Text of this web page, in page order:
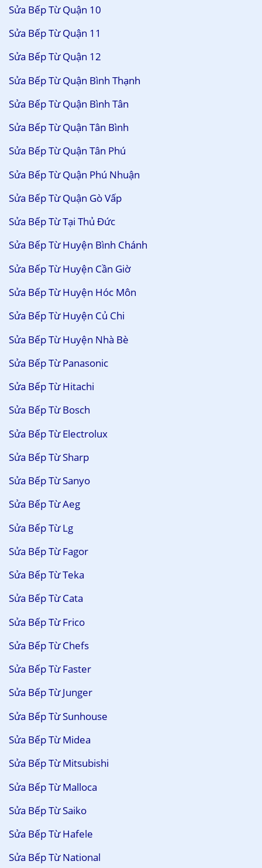
Sửa Bếp Từ Quận 10
Sửa Bếp Từ Quận 11
Sửa Bếp Từ Quận 12
Sửa Bếp Từ Quận Bình Thạnh
Sửa Bếp Từ Quận Bình Tân
Sửa Bếp Từ Quận Tân Bình
Sửa Bếp Từ Quận Tân Phú
Sửa Bếp Từ Quận Phú Nhuận
Sửa Bếp Từ Quận Gò Vấp
Sửa Bếp Từ Tại Thủ Đức
Sửa Bếp Từ Huyện Bình Chánh
Sửa Bếp Từ Huyện Cần Giờ
Sửa Bếp Từ Huyện Hóc Môn
Sửa Bếp Từ Huyện Củ Chi
Sửa Bếp Từ Huyện Nhà Bè
Sửa Bếp Từ Panasonic
Sửa Bếp Từ Hitachi
Sửa Bếp Từ Bosch
Sửa Bếp Từ Electrolux
Sửa Bếp Từ Sharp
Sửa Bếp Từ Sanyo
Sửa Bếp Từ Aeg
Sửa Bếp Từ Lg
Sửa Bếp Từ Fagor
Sửa Bếp Từ Teka
Sửa Bếp Từ Cata
Sửa Bếp Từ Frico
Sửa Bếp Từ Chefs
Sửa Bếp Từ Faster
Sửa Bếp Từ Junger
Sửa Bếp Từ Sunhouse
Sửa Bếp Từ Midea
Sửa Bếp Từ Mitsubishi
Sửa Bếp Từ Malloca
Sửa Bếp Từ Saiko
Sửa Bếp Từ Hafele
Sửa Bếp Từ National